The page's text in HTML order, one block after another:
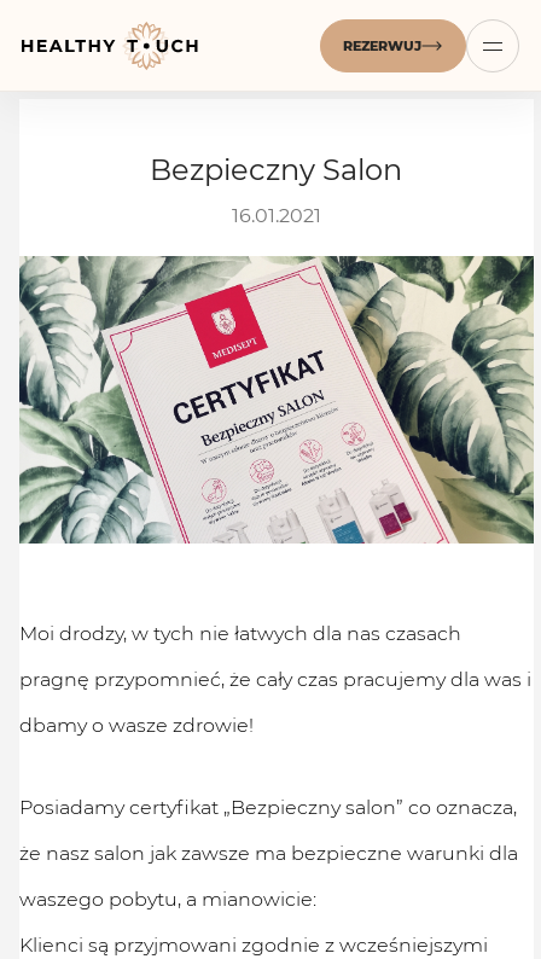
REZERWUJ
Bezpieczny Salon
16.01.2021
Moi drodzy, w tych nie łatwych dla nas czasach
pragnę przypomnieć, że cały czas pracujemy dla was i
dbamy o wasze zdrowie!
Posiadamy certyfikat „Bezpieczny salon” co oznacza,
że nasz salon jak zawsze ma bezpieczne warunki dla
waszego pobytu, a mianowicie:
Klienci są przyjmowani zgodnie z wcześniejszymi